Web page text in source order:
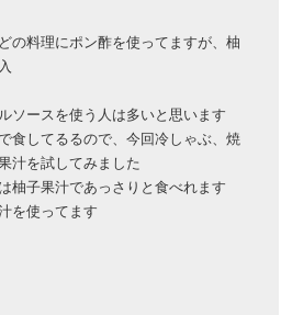
の料理にポン酢を使ってますが、柚
ソースを使う人は多いと思います
食してるるので、今回冷しゃぶ、焼
汁を試してみました
柚子果汁であっさりと食べれます
を使ってます